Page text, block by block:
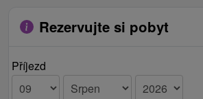
Rezervujte si pobyt
Příjezd